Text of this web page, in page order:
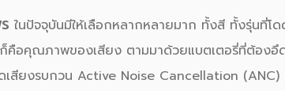
ในปัจจุบันมีให้เลือกหลากหลายมาก ทั้งสี ทั้งรุ่นที่โ
อคุณภาพของเสียง ตามมาด้วยแบตเตอรี่ที่ต้องอึ
เสียงรบกวน Active Noise Cancellation (ANC)